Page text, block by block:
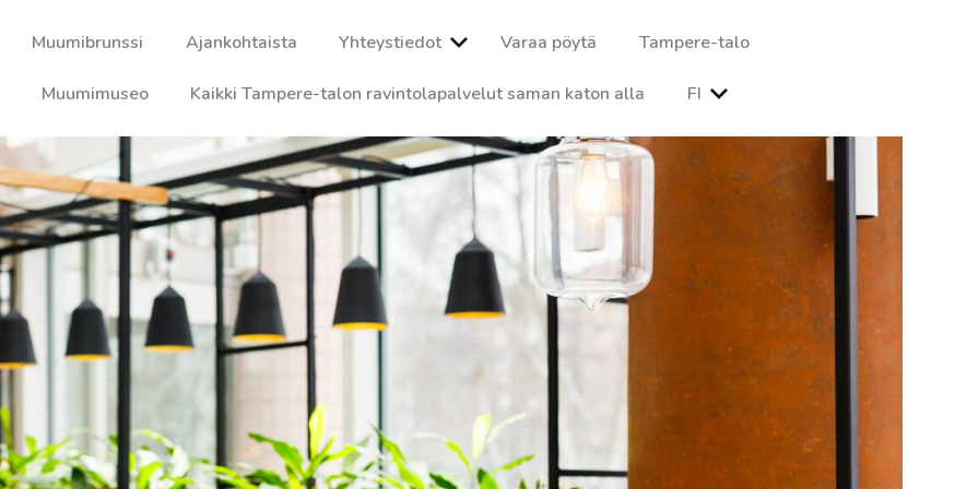
ja tunnelmaa vaativallekin maulle. Nauti herkullisista lounaista ja illallisista, jotka on valmistettu huolella valituista raaka-
ja varaa pöytäsi jo tänään!
Muumibrunssi Ajankohtaista Yhteystiedot Varaa pöytä Tampere-talo
Muumimuseo Kaikki Tampere-talon ravintolapalvelut saman katon alla FI